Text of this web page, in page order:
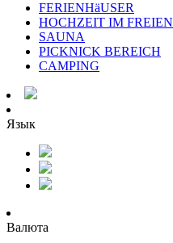
FERIENHäUSER
HOCHZEIT IM FREIEN
SAUNA
PICKNICK BEREICH
CAMPING
Язык
Валюта